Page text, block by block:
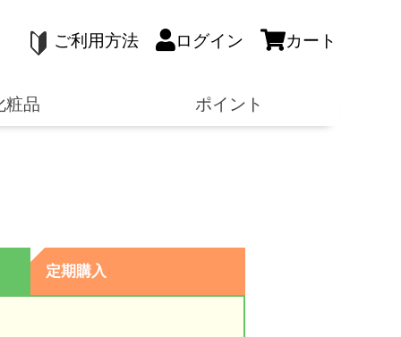
ご利用方法 ログイン カート
粧品 ポイント
定期購入